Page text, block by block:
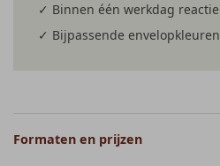
✓ Binnen één werkdag reactie
✓ Bijpassende envelopkleuren
Formaten en prijzen